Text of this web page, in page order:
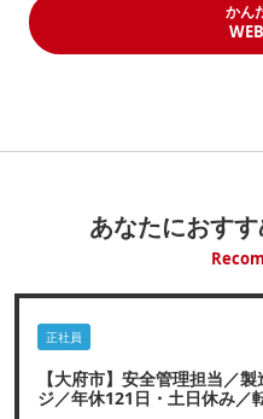
かん
あなたにおす
正社員
【大府市】安全管理担当／
ジ／年休121日・土日休み／